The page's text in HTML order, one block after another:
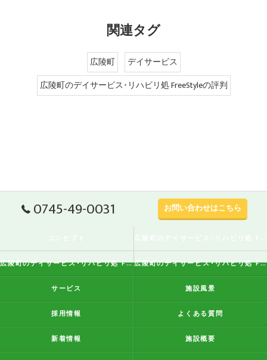
関連タグ
広陵町
デイサービス
広陵町のデイサービス･リハビリ処 FreeStyleの評判
0745-49-0031 お問い合わせはこちら
広陵町のデイサービス･リハビリ処 FreeStyleの評判 広陵町のデイサービス･リハビリ処 FreeStyleのお客様の声
サービス 施設風景
採用情報 よくある質問
新着情報 施設概要